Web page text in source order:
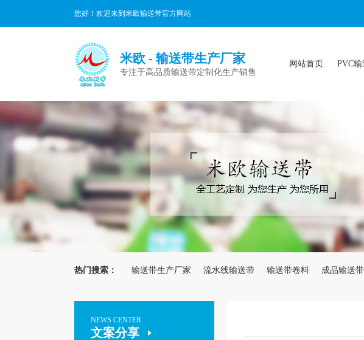
您好！欢迎来到米欧输送带官方网站
米欧 - 输送带生产厂家
专注于高品质输送带定制化生产销售
网站首页 PVC
热门搜索： 输送带生产厂家 流水线输送带 输送带卷料 成品输送带
NEWS CENTER
文案分享